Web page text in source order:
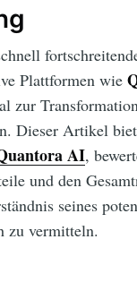
Plattformen wie
zur
Dieser Artikel
AI,
und den
seines
zu vermitteln.